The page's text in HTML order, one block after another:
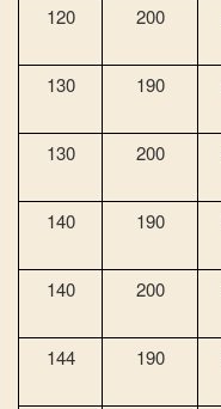
120 200
130 190
130 200
140 190
140 200
144 190